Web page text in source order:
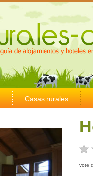
Casas rurales
vote